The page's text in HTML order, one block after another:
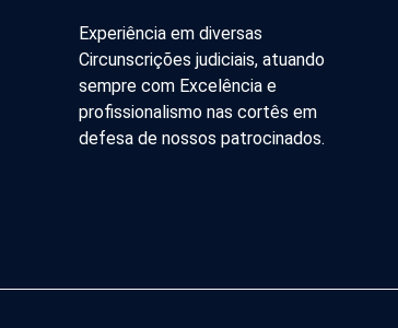
Experiência em diversas
Circunscrições judiciais, atuando
sempre com Excelência e
profissionalismo nas cortês em
defesa de nossos patrocinados.